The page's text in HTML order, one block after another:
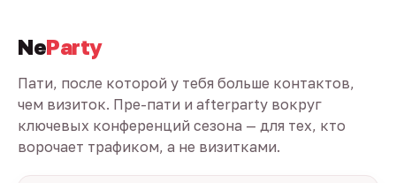
NeParty
Пати, после которой у тебя больше контактов,
чем визиток. Пре-пати и afterparty вокруг
ключевых конференций сезона — для тех, кто
ворочает трафиком, а не визитками.